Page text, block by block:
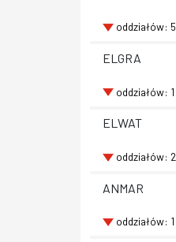
oddziałów: 5
ELGRA
oddziałów: 1
ELWAT
oddziałów: 2
ANMAR
oddziałów: 1